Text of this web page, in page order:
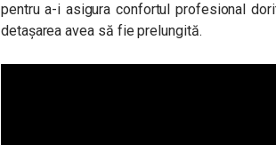
pentru a-i asigura confortul profesional
detașarea avea să fie prelungită.